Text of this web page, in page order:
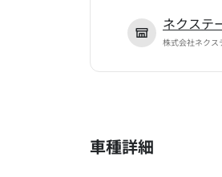
ネクステ
株式会社ネクス
車種詳細